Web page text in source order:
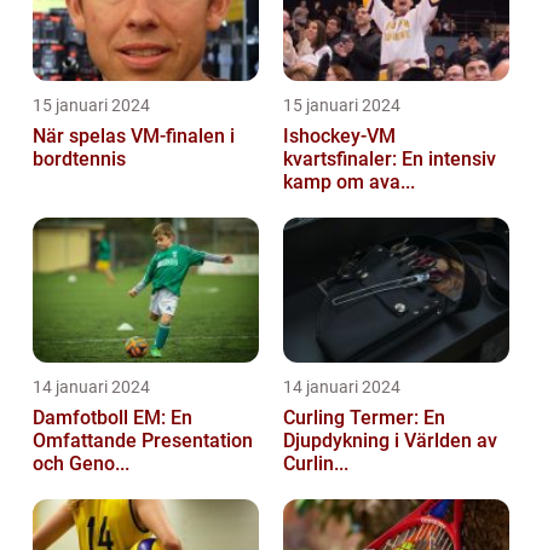
15 januari 2024
När spelas VM-finalen i
bordtennis
15 januari 2024
Ishockey-VM
kvartsfinaler: En intensiv
kamp om ava...
14 januari 2024
Damfotboll EM: En
Omfattande Presentation
och Geno...
14 januari 2024
Curling Termer: En
Djupdykning i Världen av
Curlin...